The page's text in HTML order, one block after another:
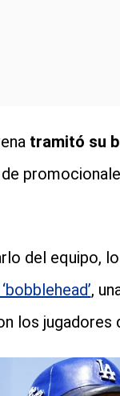
tramitó su
del equipo,
,
los jugadores